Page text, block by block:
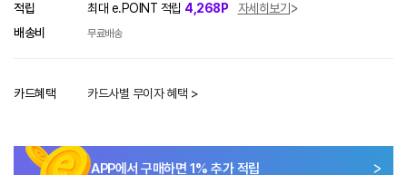
적립 최대 e.POINT 적립 4,268P
자세히보기
배송비
무료배송
카드혜택 카드사별 무이자 혜택 >
APP에서 구매하면 1% 추가 적립